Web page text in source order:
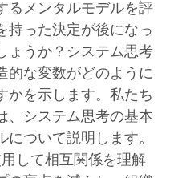
るメンタルモデルを評
持った決定が後になっ
ょうか？システム思考
的な変数がどのように
かを示します。私たち
、システム思考の基本
ついて説明します。
して相互関係を理解